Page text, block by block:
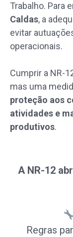
Trabalho. Para
Caldas, a
evitar
operacionais.
Cumprir a NR-
mas uma
proteção aos
atividades e
produtivos.
A NR-12
Regras